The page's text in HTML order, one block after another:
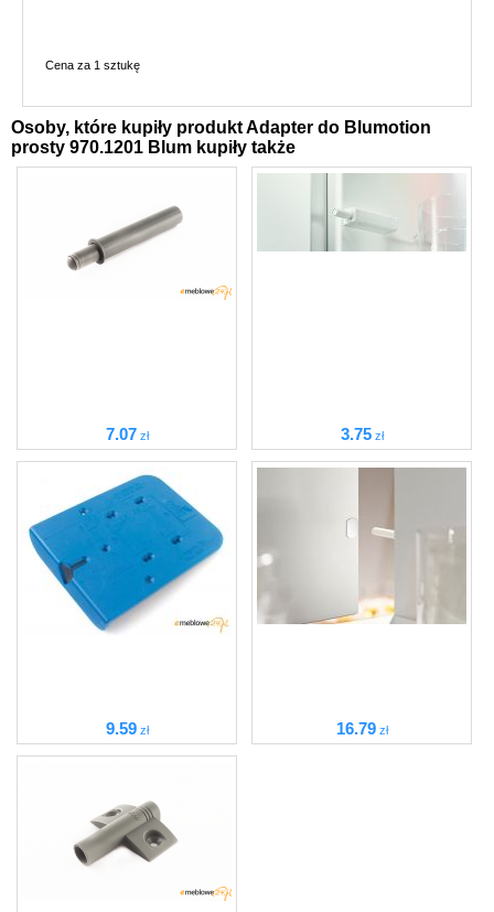
Cena za 1 sztukę
Osoby, które kupiły produkt Adapter do Blumotion
prosty 970.1201 Blum kupiły także
7.07 zł 3.75 zł
9.59 zł 16.79 zł